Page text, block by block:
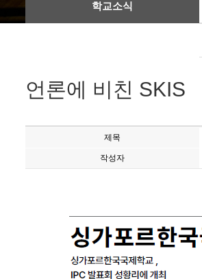
학교소식
언론에 비친 SKIS
제목
작성자